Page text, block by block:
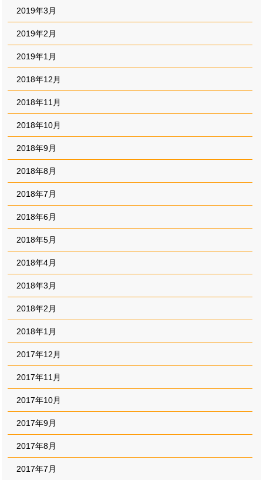
2019年3月
2019年2月
2019年1月
2018年12月
2018年11月
2018年10月
2018年9月
2018年8月
2018年7月
2018年6月
2018年5月
2018年4月
2018年3月
2018年2月
2018年1月
2017年12月
2017年11月
2017年10月
2017年9月
2017年8月
2017年7月